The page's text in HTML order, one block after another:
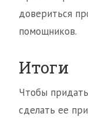
довериться
помощников.
Итоги
Чтобы
сделать ее